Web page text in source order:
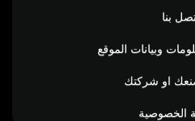
بنا
وبيانات الموقع
او شركتك
الخصوصية